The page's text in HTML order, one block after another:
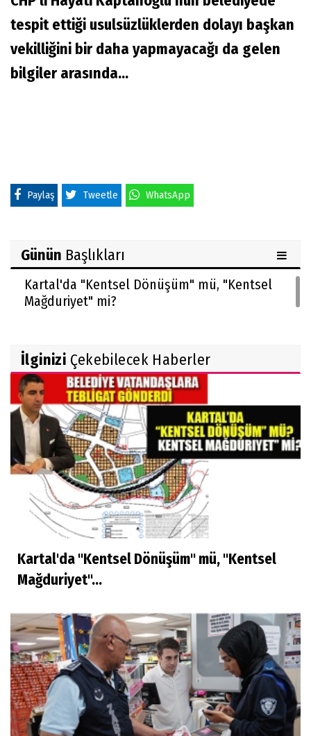
tespit ettiği usulsüzlüklerden dolayı başkan
vekilliğini bir daha yapmayacağı da gelen
bilgiler arasında...
Paylaş Tweetle WhatsApp
Günün Başlıkları
Kartal'da "Kentsel Dönüşüm" mü, "Kentsel
Mağduriyet" mi?
İlginizi Çekebilecek Haberler
Kartal'da "Kentsel Dönüşüm" mü, "Kentsel
Mağduriyet"...